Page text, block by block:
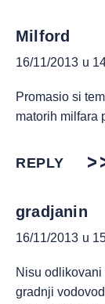
Milford
16/11/2013 u
Promasio si
matorih milfara
REPLY
gradjanin
16/11/2013 u
Nisu
gradnji